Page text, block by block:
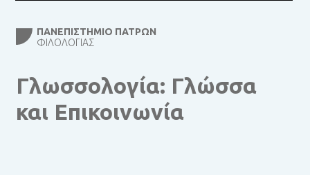
ΠΑΝΕΠΙΣΤΉΜΙΟ ΠΑΤΡΏΝ
ΦΙΛΟΛΟΓΊΑΣ
Γλωσσολογία: Γλώσσα
και Επικοινωνία